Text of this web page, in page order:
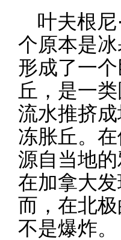
叶夫根
个原本是
形成了一
丘，是一
流水推挤
冻胀丘。
源自当地
在加拿大
而，在北
不是爆炸。